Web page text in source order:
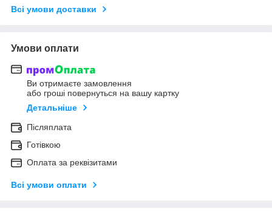
Всі умови доставки
Умови оплати
Ви отримаєте замовлення
або гроші повернуться на вашу картку
Детальніше
Післяплата
Готівкою
Оплата за реквізитами
Всі умови оплати